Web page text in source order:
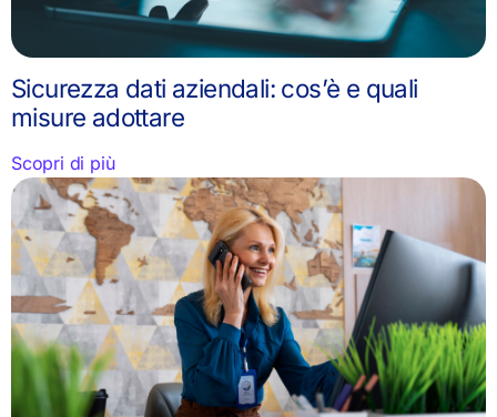
Sicurezza dati aziendali: cos’è e quali
misure adottare
Scopri di più